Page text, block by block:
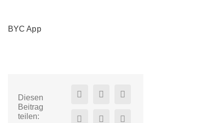
BYC App
Diesen
Beitrag
teilen: